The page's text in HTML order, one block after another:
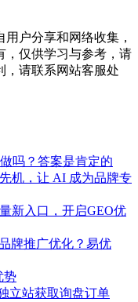
户分享和网络收集，
，仅供学习与参考，请
，请联系网站客服处
吗？答案是肯定的
机，让 AI 成为品牌专
新入口，开启GEO优
牌推广优化？易优
势
立站获取询盘订单